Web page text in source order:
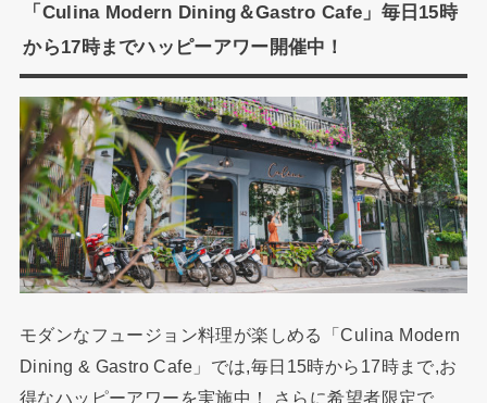
「Culina Modern Dining＆Gastro Cafe」毎日15時
から17時までハッピーアワー開催中！
モダンなフュージョン料理が楽しめる「Culina Modern
Dining & Gastro Cafe」では,毎日15時から17時まで,お
得なハッピーアワーを実施中！ さらに希望者限定で